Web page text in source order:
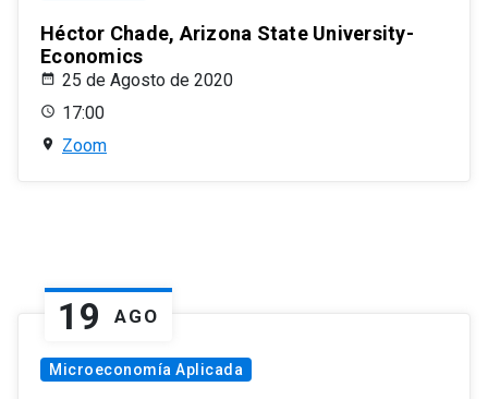
Héctor Chade, Arizona State University-
Economics
25 de Agosto de 2020
17:00
Zoom
19 AGO
Microeconomía Aplicada